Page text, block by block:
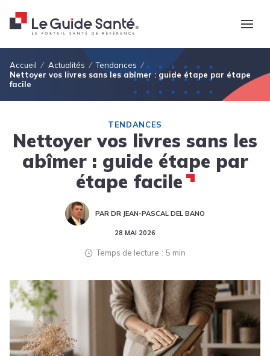
Fil d'Ariane
Accueil Actualités
Tendances
Nettoyer vos livres sans les abîmer : guide étape par étape
facile
TENDANCES
Nettoyer vos livres sans les
abîmer : guide étape par
étape facile
PAR DR JEAN-PASCAL DEL BANO
28 MAI 2026
Temps de lecture 5 min